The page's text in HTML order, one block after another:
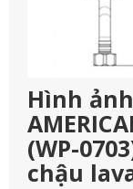
Hình
(WP-
chậu